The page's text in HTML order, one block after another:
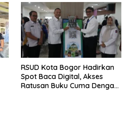
Se-Bogor
RSUD Kota Bogor Hadirkan
Spot Baca Digital, Akses
Ratusan Buku Cuma Dengan